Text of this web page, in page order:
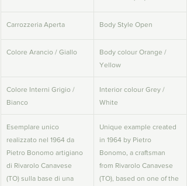
Carrozzeria Aperta Body Style Open
Colore Arancio / Giallo
Body colour Orange /
Yellow
Colore Interni Grigio /
Bianco
Interior colour Grey /
White
Esemplare unico
realizzato nel 1964 da
Pietro Bonomo artigiano
di Rivarolo Canavese
(TO) sulla base di una
Unique example created
in 1964 by Pietro
Bonomo, a craftsman
from Rivarolo Canavese
(TO), based on one of the